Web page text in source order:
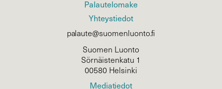
Palautelomake
Yhteystiedot
palaute@suomenluonto.fi
Suomen Luonto
Sörnäistenkatu 1
00580 Helsinki
Mediatiedot